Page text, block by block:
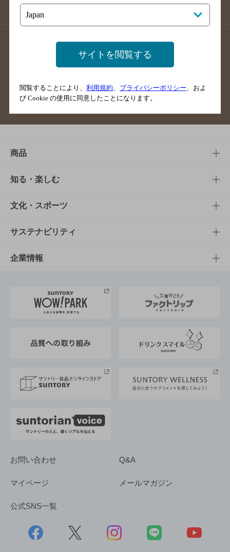
沖縄県のバー検索
店舗登録方法のご案内
店舗情報更新方法のご案内
掲載店舗様ログイン
ご意見・ご感想
商品
商品TOP
商品一覧
商品発売情報
栄養成分一覧
知る・楽しむ
知る・楽しむTOP
キャンペーン
工場見学
地域情報
文化・スポーツ
文化・スポーツTOP
サントリーホール
サントリーサンバーズ大阪
サステナビリティ
サステナビリティTOP
サントリーが考えるサステナビリティ経営
企業情報
企業概要
採用情報
お問い合わせ Q&A
マイページ メールマガジン
公式SNS一覧
サイトを閲覧する
閲覧することにより、 利用規約 プライバシーポリシー 、およ
び Cookie の使用に同意したことになります。